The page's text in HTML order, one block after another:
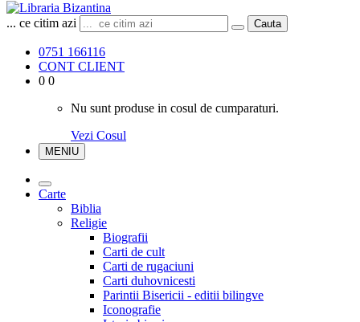
... ce citim azi Cauta
0751 166116
CONT CLIENT
0 0
Nu sunt produse in cosul de cumparaturi.
Vezi Cosul
MENIU
Carte
Biblia
Religie
Biografii
Carti de cult
Carti de rugaciuni
Carti duhovnicesti
Parintii Bisericii - editii bilingve
Iconografie